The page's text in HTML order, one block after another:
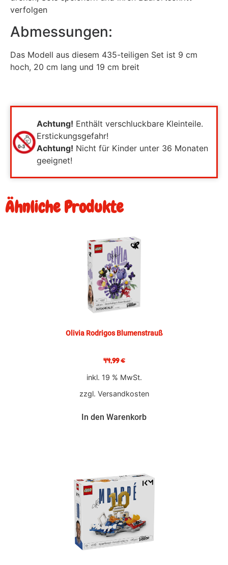
verfolgen
Abmessungen:
Das Modell aus diesem 435-teiligen Set ist 9 cm
hoch, 20 cm lang und 19 cm breit
Achtung! Enthält verschluckbare Kleinteile.
Erstickungsgefahr!
Achtung! Nicht für Kinder unter 36 Monaten
geeignet!
Ähnliche Produkte
Olivia Rodrigos Blumenstrauß
44,99€
inkl. 19 % MwSt.
zzgl. Versandkosten
In den Warenkorb